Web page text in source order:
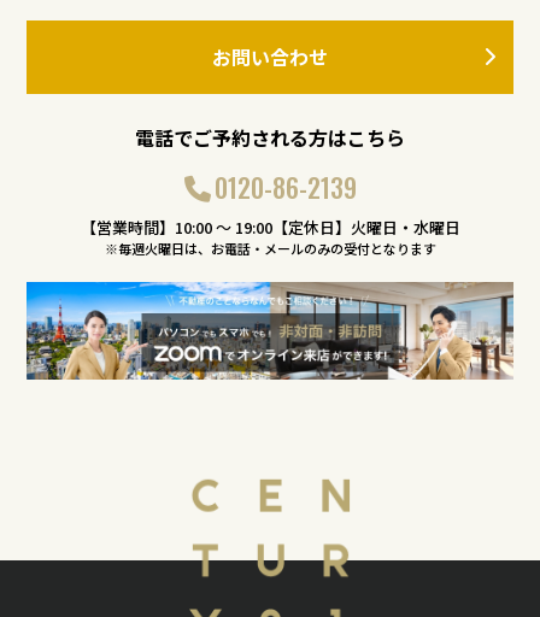
お問い合わせ
電話でご予約される方はこちら
0120-86-2139
【営業時間】10:00 〜 19:00【定休日】火曜日・水曜日
※毎週火曜日は、お電話・メールのみの受付となります